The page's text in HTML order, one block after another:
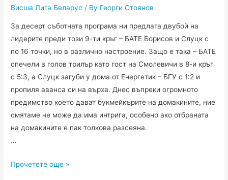
Висша Лига Беларус / By Георги Стоянов
За десерт съботната програма ни предлага двубой на
лидерите преди този 9-ти кръг – БАТЕ Борисов и Слуцк с
по 16 точки, но в различно настроение. Защо е така – БАТЕ
спечели в голов трилър като гост на Смолевичи в 8-и кръг
с 5:3, а Слуцк загуби у дома от Енергетик – БГУ с 1:2 и
пропиля аванса си на върха. Днес въпреки огромното
предимство което дават букмейкърите на домакините, ние
смятаме че може да има интрига, особено ако отбраната
на домакините е пак толкова разсеяна.
…
БАТЕ
Прочетете още »